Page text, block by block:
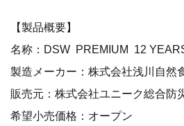
【製品概要】
名称：DSW PREMIUM 12
製造メーカー：株式会社浅川自然
販売元：株式会社ユニーク総合防
希望小売価格：オープン